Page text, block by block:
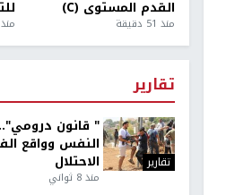
القدم المستوى (C)
منذ 51 دقيقة منذ 9 دقيقة
تقارير
تقارير
" قانون
النفس وواقع
الاحتلال
منذ 8 ثواني